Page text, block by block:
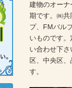
建物のオー
期です。㈱
プ、FMバル
いものです
い合わせ下
区、中央区
す。